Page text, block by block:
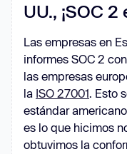
UU., ¡SOC
Las empresas en
informes SOC 2
las empresas
la ISO 27001. Esto
estándar
es lo que hicimos
obtuvimos la